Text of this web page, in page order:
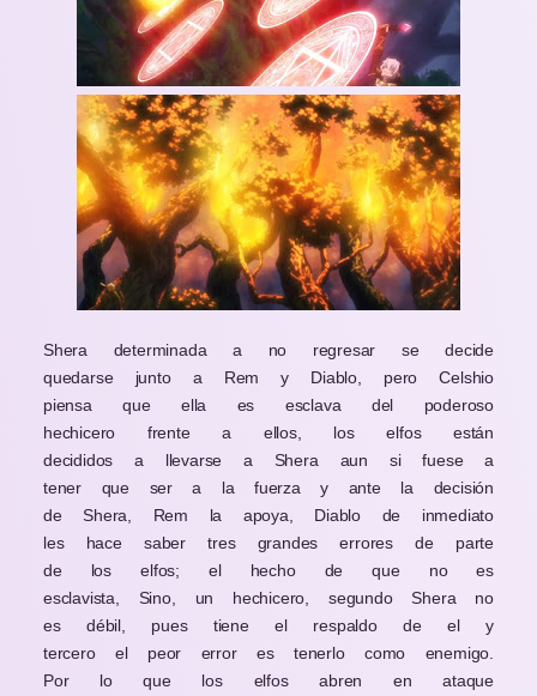
Shera determinada a no regresar se decide
quedarse junto a Rem y Diablo, pero Celshio
piensa que ella es esclava del poderoso
hechicero frente a ellos, los elfos están
decididos a llevarse a Shera aun si fuese a
tener que ser a la fuerza y ante la decisión
de Shera, Rem la apoya, Diablo de inmediato
les hace saber tres grandes errores de parte
de los elfos; el hecho de que no es
esclavista, Sino, un hechicero, segundo Shera no
es débil, pues tiene el respaldo de el y
tercero el peor error es tenerlo como enemigo.
Por lo que los elfos abren en ataque